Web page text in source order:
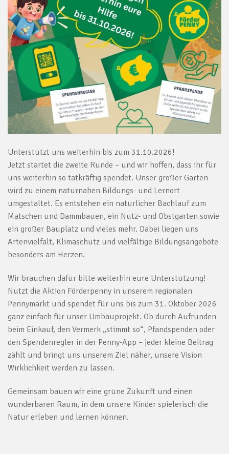
Unterstützt uns weiterhin bis zum 31.10.2026!
Jetzt startet die zweite Runde – und wir hoffen, dass ihr für
uns weiterhin so tatkräftig spendet. Unser großer Garten
wird zu einem naturnahen Bildungs- und Lernort
umgestaltet. Es entstehen ein natürlicher Bachlauf zum
Matschen und Dammbauen, ein Nutz- und Obstgarten sowie
ein großer Bauplatz und vieles mehr. Dabei liegen uns
Artenvielfalt, Klimaschutz und vielfältige Bildungsangebote
besonders am Herzen.
Wir brauchen dafür bitte weiterhin eure Unterstützung!
Nutzt die Aktion Förderpenny in unserem regionalen
Pennymarkt und spendet für uns bis zum 31. Oktober 2026
ganz einfach für unser Umbauprojekt. Ob durch Aufrunden
beim Einkauf, den Vermerk „stimmt so“, Pfandspenden oder
den Spendenregler in der Penny-App – jeder kleine Beitrag
zählt und bringt uns unserem Ziel näher, unsere Vision
Wirklichkeit werden zu lassen.
Gemeinsam bauen wir eine grüne Zukunft und einen
wunderbaren Raum, in dem unsere Kinder spielerisch die
Natur erleben und lernen können.